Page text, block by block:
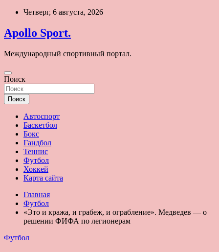
Перейти
содержимому
Четверг, 6 августа, 2026
Apollo Sport.
Международный спортивный портал.
Поиск
Поиск
Автоспорт
Баскетбол
Бокс
Гандбол
Теннис
Футбол
Хоккей
Карта сайта
Главная
Футбол
«Это и кража, и грабеж, и ограбление». Медведев — о
решении ФИФА по легионерам
Футбол